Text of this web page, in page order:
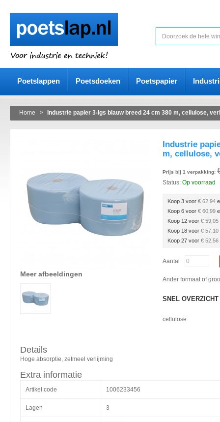
Poetslappen Poetsdoeken Poetspapier
Home > Industrie papier 3-lgs blauw breed 24 cm 380 m, cellulose,
Industrie
m, cellulose,
Prijs bij 1 verpakking:
Status: Op voorraad
Koop 3 voor € 62,94
Koop 6 voor € 60,99
Koop 12 voor € 59,05
Koop 18 voor € 57,10
Koop 27 voor € 52,56
Aantal
Ander formaat of
SNEL OVERZICHT
cellulose
Meer afbeeldingen
Details
Hoge absorptie, zetmeel verlijming
Extra informatie
Artikel code 1006233456
Lagen 3